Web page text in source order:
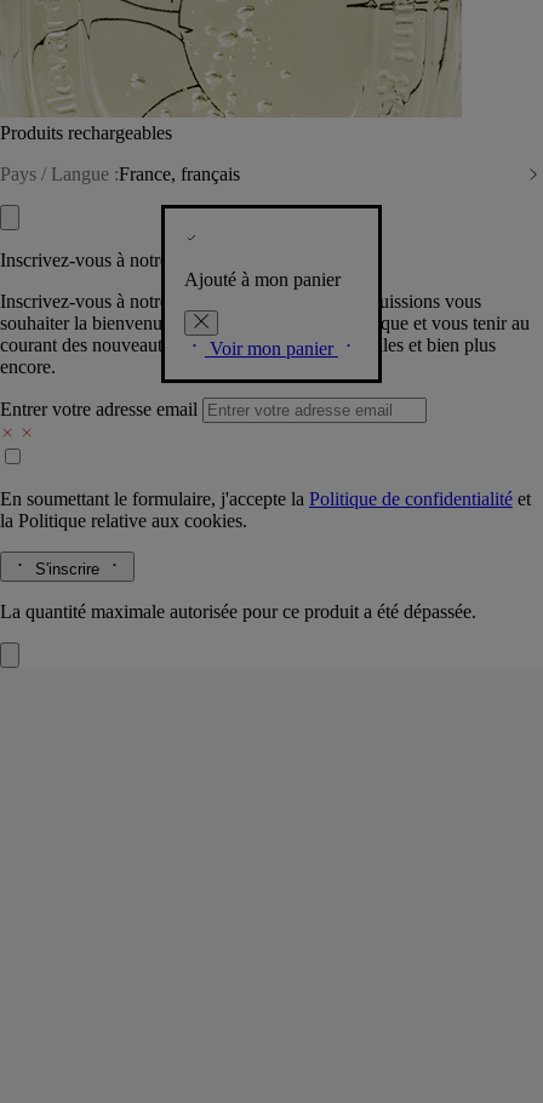
Produits rechargeables
Pays / Langue :France, français
Ajouté à mon panier
Voir mon panier
Inscrivez-vous à notre Newsletter
Inscrivez-vous à notre newsletter pour que nous puissions vous
souhaiter la bienvenue dans la communauté Diptyque et vous tenir au
courant des nouveautés, événements, offres spéciales et bien plus
encore.
Entrer votre adresse email
En soumettant le formulaire, j'accepte la Politique de confidentialité et
la Politique relative aux cookies.
S'inscrire
La quantité maximale autorisée pour ce produit a été dépassée.